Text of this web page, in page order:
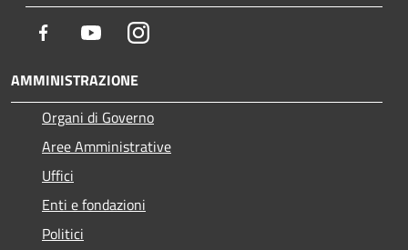
Facebook YoutubeInstagram
AMMINISTRAZIONE
Organi di Governo
Aree Amministrative
Uffici
Enti e fondazioni
Politici